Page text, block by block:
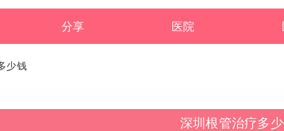
分享 医院
少钱
深圳根管治疗多